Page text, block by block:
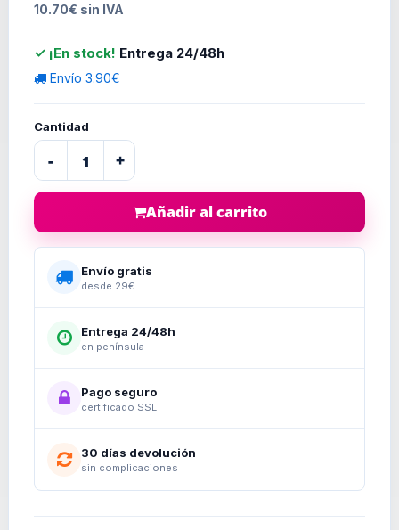
10.70€ sin IVA
✓ ¡En stock! Entrega 24/48h
Envío 3.90€
Cantidad
- +
Añadir al carrito
Envío gratis
desde 29€
Entrega 24/48h
en península
Pago seguro
certificado SSL
30 días devolución
sin complicaciones